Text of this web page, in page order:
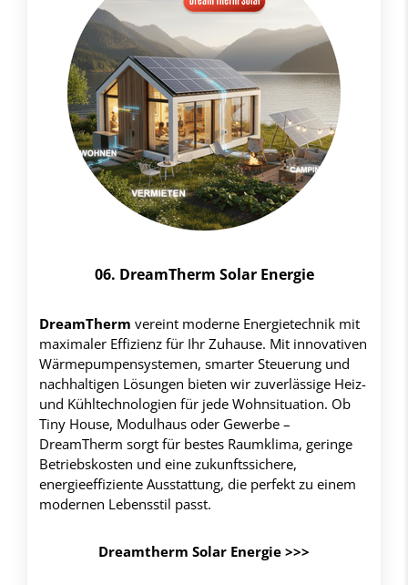
06. DreamTherm Solar Energie
DreamTherm vereint moderne Energietechnik mit
maximaler Effizienz für Ihr Zuhause. Mit innovativen
Wärmepumpensystemen, smarter Steuerung und
nachhaltigen Lösungen bieten wir zuverlässige Heiz-
und Kühltechnologien für jede Wohnsituation. Ob
Tiny House, Modulhaus oder Gewerbe –
DreamTherm sorgt für bestes Raumklima, geringe
Betriebskosten und eine zukunftssichere,
energieeffiziente Ausstattung, die perfekt zu einem
modernen Lebensstil passt.
Dreamtherm Solar Energie >>>